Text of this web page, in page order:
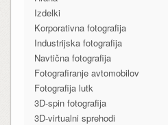
Izdelki
Korporativna fotografija
Industrijska fotografija
Navtična fotografija
Fotografiranje avtomobilov
Fotografija lutk
3D-spin fotografija
3D-virtualni sprehodi